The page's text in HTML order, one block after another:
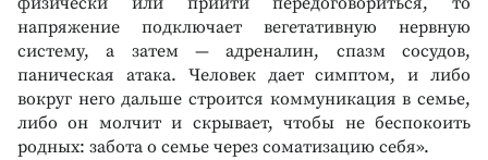
напряжение подключает вегетативную нервную
систему, а затем — адреналин, спазм сосудов,
паническая атака. Человек дает симптом, и либо
вокруг него дальше строится коммуникация в семье,
либо он молчит и скрывает, чтобы не беспокоить
родных: забота о семье через соматизацию себя».